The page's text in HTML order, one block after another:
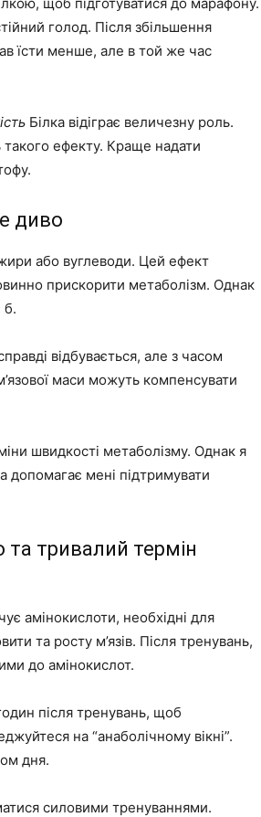
голод. Після збільшення
їсти менше, але в той же час
Білка відіграє величезну роль.
ефекту. Краще надати
диво
або вуглеводи. Цей ефект
прискорити метаболізм. Однак
б.
відбувається, але з часом
маси можуть компенсувати
швидкості метаболізму. Однак я
допомагає мені підтримувати
та тривалий термін
амінокислоти, необхідні для
та росту м’язів. Після тренувань,
до амінокислот.
після тренувань, щоб
на “анаболічному вікні”.
дня.
силовими тренуваннями.